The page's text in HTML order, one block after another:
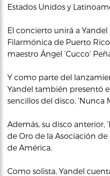
Estados Unidos y
El concierto unirá a
Filarmónica de Puerto
maestro Ángel ‘Cucco’
Y como parte del
Yandel también presentó
sencillos del disco, ‘Nunca
Además, su disco anterior,
de Oro de la Asociación
de América.
Como solista, Yandel